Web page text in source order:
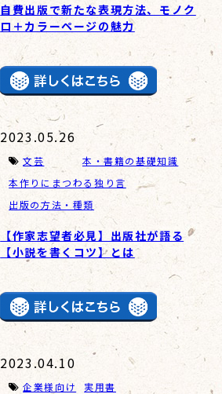
自費出版で新たな表現方法、モノク
ロ＋カラーページの魅力
2023.05.26
文芸
本・書籍の基礎知識
本作りにまつわる独り言
出版の方法・種類
【作家志望者必見】出版社が語る
【小説を書くコツ】とは
2023.04.10
企業様向け
実用書